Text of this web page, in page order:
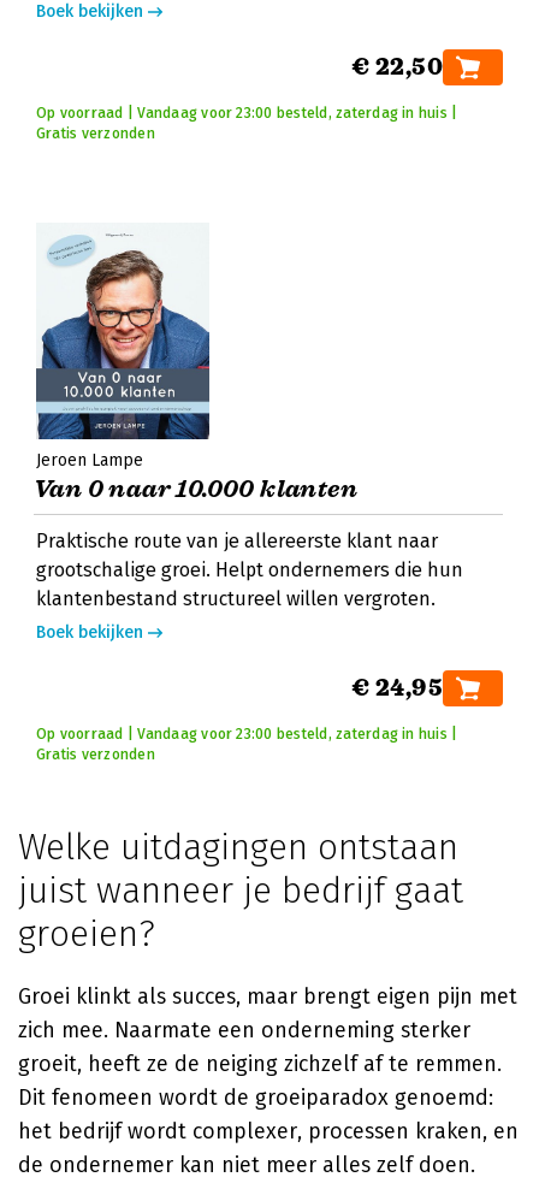
Boek bekijken
€ 22,50
Op voorraad | Vandaag voor 23:00 besteld, zaterdag in huis |
Gratis verzonden
Jeroen Lampe
Van 0 naar 10.000 klanten
Praktische route van je allereerste klant naar
grootschalige groei. Helpt ondernemers die hun
klantenbestand structureel willen vergroten.
Boek bekijken
€ 24,95
Op voorraad | Vandaag voor 23:00 besteld, zaterdag in huis |
Gratis verzonden
Welke uitdagingen ontstaan
juist wanneer je bedrijf gaat
groeien?
Groei klinkt als succes, maar brengt eigen pijn met
zich mee. Naarmate een onderneming sterker
groeit, heeft ze de neiging zichzelf af te remmen.
Dit fenomeen wordt de groeiparadox genoemd:
het bedrijf wordt complexer, processen kraken, en
de ondernemer kan niet meer alles zelf doen.